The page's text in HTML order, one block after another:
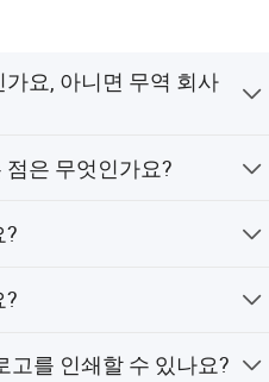
요, 아니면 무역 회사
은 무엇인가요?
라 시장의 발전 추세도
력한 품질 관리 부서와
각 제품의 품질은 엄격한
?
?
고를 인쇄할 수 있나요?